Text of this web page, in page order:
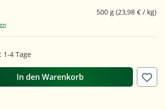
500 g (23,98 € / kg)
4 Tage
In den Warenkorb